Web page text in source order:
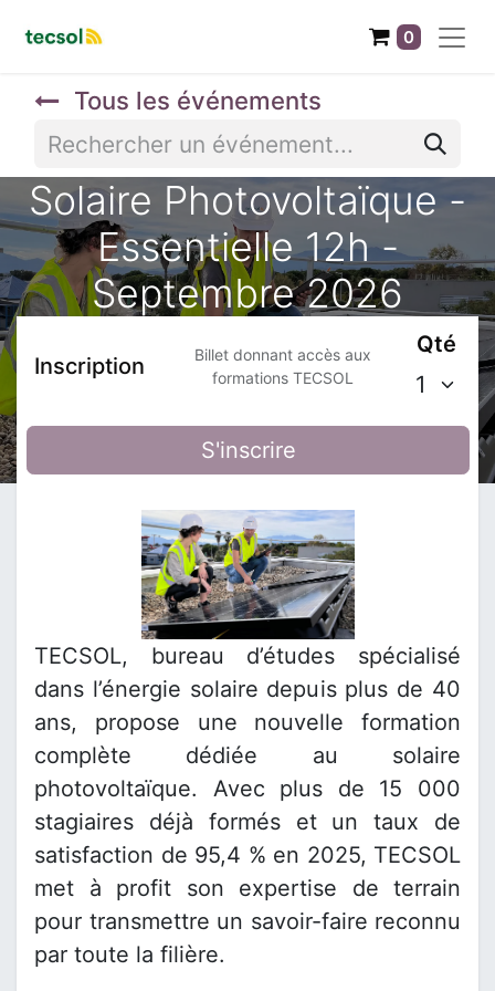
0
Tous les événements
Solaire Photovoltaïque -
Essentielle 12h -
Septembre 2026
Inscription
Billet donnant accès aux
formations TECSOL
Qté
S'inscrire
TECSOL, bureau d’études spécialisé
dans l’énergie solaire depuis plus de 40
ans, propose une nouvelle formation
complète dédiée au solaire
photovoltaïque. Avec plus de 15 000
stagiaires déjà formés et un taux de
satisfaction de 95,4 % en 2025, TECSOL
met à profit son expertise de terrain
pour transmettre un savoir-faire reconnu
par toute la filière.